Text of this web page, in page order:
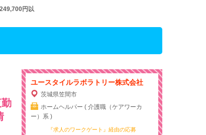
円以
ユースタイルラボラトリー株式会社
茨城県笠間市
ホームヘルパー ( 介護職（ケアワーカ
ー）系 )
『求人のワークゲート』経由の応募